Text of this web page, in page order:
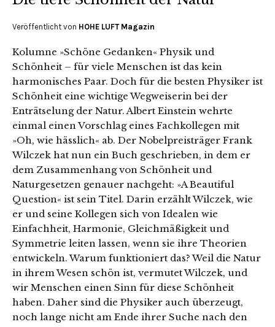
Veröffentlicht von HOHE LUFT Magazin
Kolumne »Schöne Gedanken« Physik und
Schönheit – für viele Menschen ist das kein
harmonisches Paar. Doch für die besten Physiker ist
Schönheit eine wichtige Wegweiserin bei der
Enträtselung der Natur. Albert Einstein wehrte
einmal einen Vorschlag eines Fachkollegen mit
»Oh, wie hässlich« ab. Der Nobelpreisträger Frank
Wilczek hat nun ein Buch geschrieben, in dem er
dem Zusammenhang von Schönheit und
Naturgesetzen genauer nachgeht: »A Beautiful
Question« ist sein Titel. Darin erzählt Wilczek, wie
er und seine Kollegen sich von Idealen wie
Einfachheit, Harmonie, Gleichmäßigkeit und
Symmetrie leiten lassen, wenn sie ihre Theorien
entwickeln. Warum funktioniert das? Weil die Natur
in ihrem Wesen schön ist, vermutet Wilczek, und
wir Menschen einen Sinn für diese Schönheit
haben. Daher sind die Physiker auch überzeugt,
noch lange nicht am Ende ihrer Suche nach den